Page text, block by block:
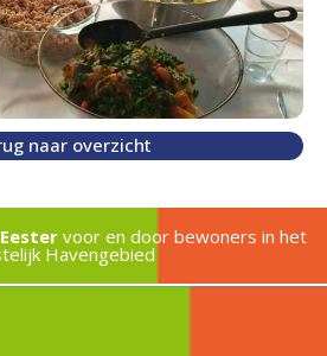
naar overzicht
voor en door bewoners in het
Havengebied